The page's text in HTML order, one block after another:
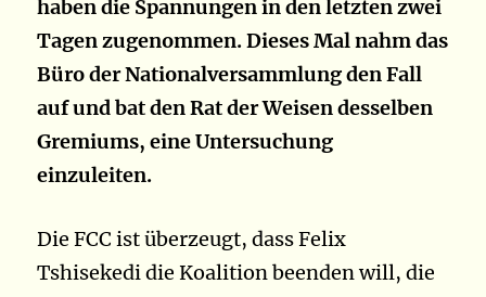
haben die Spannungen in den letzten zwei
Tagen zugenommen. Dieses Mal nahm das
Büro der Nationalversammlung den Fall
auf und bat den Rat der Weisen desselben
Gremiums, eine Untersuchung
einzuleiten.
Die FCC ist überzeugt, dass Felix
Tshisekedi die Koalition beenden will, die